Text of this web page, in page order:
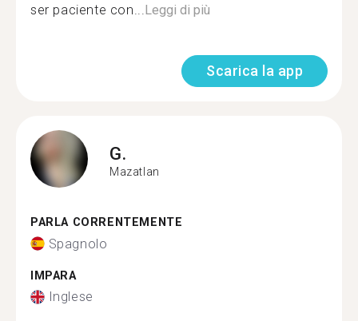
ser paciente con...Leggi di più
Scarica la app
G.
Mazatlan
PARLA CORRENTEMENTE
Spagnolo
IMPARA
Inglese